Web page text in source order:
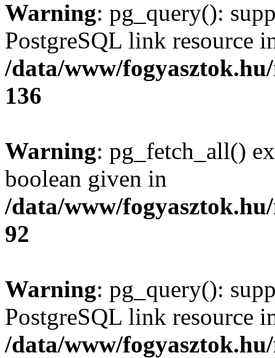
Warning: pg_query():
PostgreSQL link resource
/data/www/
136
Warning: pg_fetch_all()
boolean given in
/data/www/
92
Warning: pg_query():
PostgreSQL link resource
/data/www/